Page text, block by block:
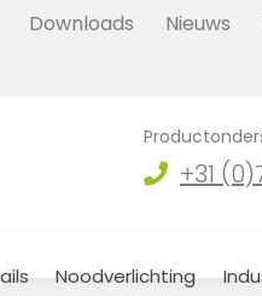
Downloads Nieuws
+31
Noodverlichting